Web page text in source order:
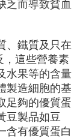
乏而導致貧血
、鐵質及只在
，這些營養素
水果等的含量
製造細胞的基
足夠的優質蛋
豆製品如豆
含有優質蛋白